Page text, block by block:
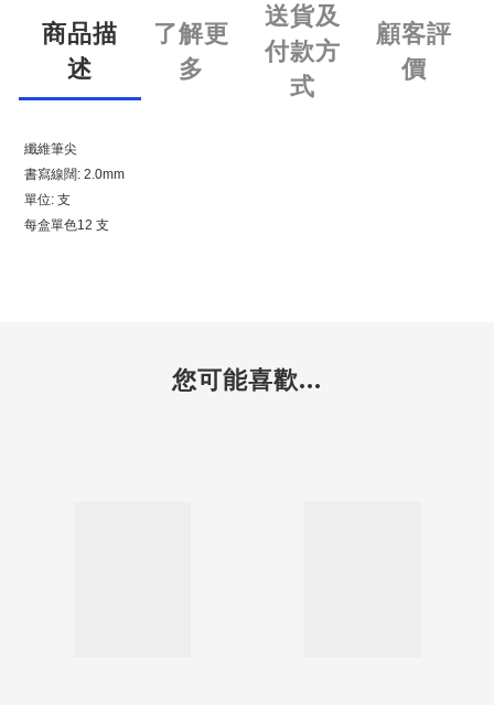
商品描
述
了解更
多
送貨及
付款方
式
顧客評
價
纖維筆尖
書寫線闊: 2.0mm
單位: 支
每盒單色12 支
您可能喜歡...